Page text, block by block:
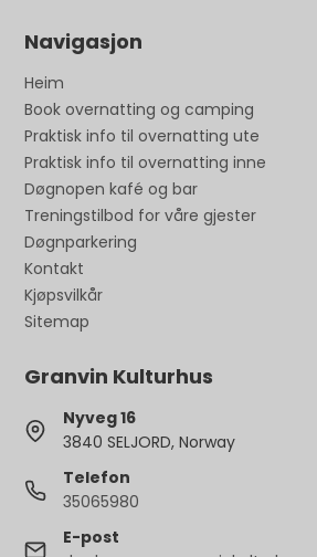
Navigasjon
Heim
Book overnatting og camping
Praktisk info til overnatting ute
Praktisk info til overnatting inne
Døgnopen kafé og bar
Treningstilbod for våre gjester
Døgnparkering
Kontakt
Kjøpsvilkår
Sitemap
Granvin Kulturhus
Nyveg 16
3840 SELJORD, Norway
Telefon
35065980
E-post